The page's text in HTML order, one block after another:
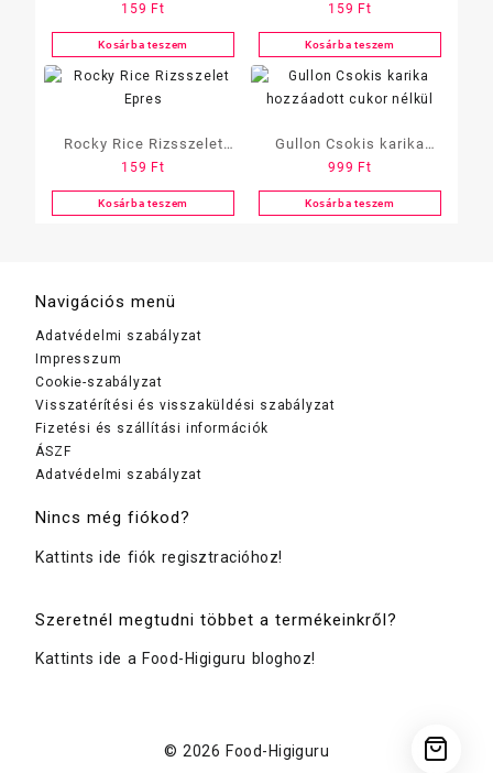
Cukormentes Citrom-
Lime
159 Ft
Kosárba teszem
Málnás
159 Ft
Kosárba teszem
Rocky Rice Rizsszelet
Epres
159 Ft
Kosárba teszem
Gullon Csokis karika
hozzáadott cukor nélkül
999 Ft
Kosárba teszem
Navigációs menü
Adatvédelmi szabályzat
Impresszum
Cookie-szabályzat
Visszatérítési és visszaküldési szabályzat
Fizetési és szállítási információk
ÁSZF
Adatvédelmi szabályzat
Nincs még fiókod?
Kattints ide fiók regisztracióhoz!
Szeretnél megtudni többet a termékeinkről?
Kattints ide a Food-Higiguru bloghoz!
© 2026 Food-Higiguru